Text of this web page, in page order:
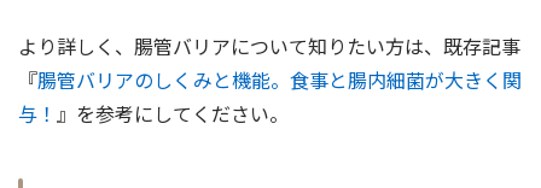
より詳しく、腸管バリアについて知りたい方は、既存記事
『腸管バリアのしくみと機能。食事と腸内細菌が大きく関
与！ 』を参考にしてください。